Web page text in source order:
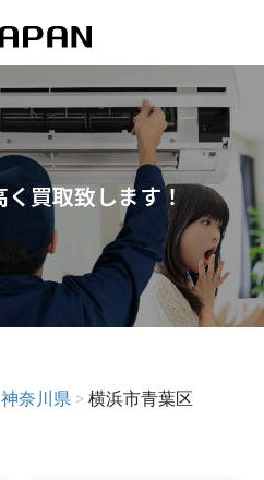
く買取致します！
神奈川県 > 横浜市青葉区